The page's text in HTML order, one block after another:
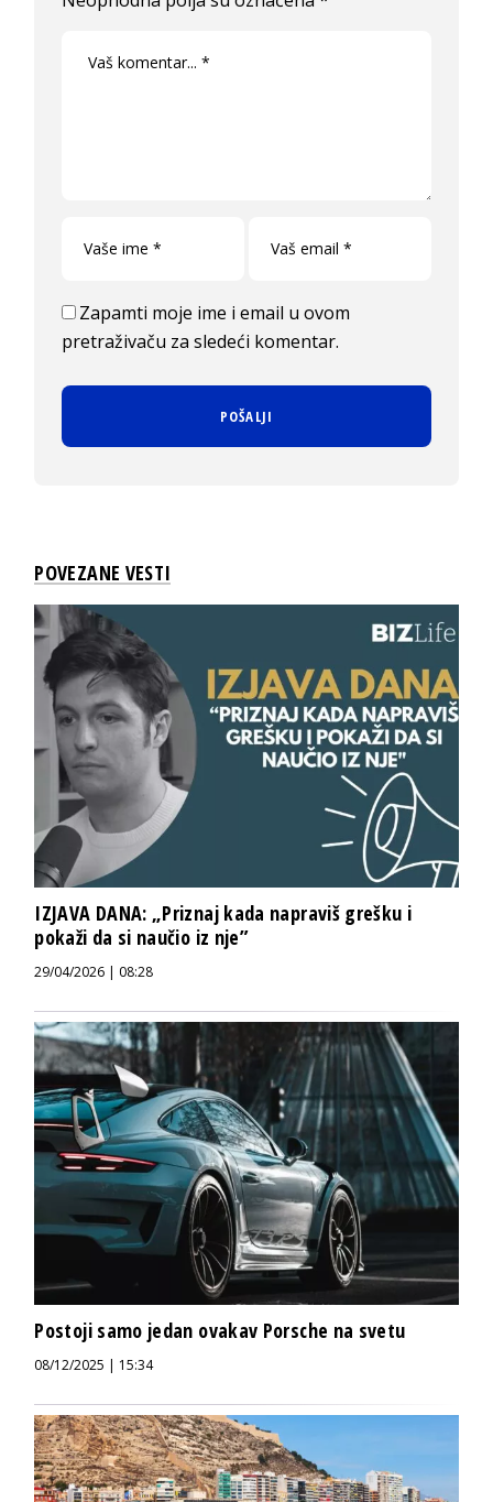
Zapamti moje ime i email u ovom
pretraživaču za sledeći komentar.
POVEZANE VESTI
IZJAVA DANA: „Priznaj kada napraviš grešku i
pokaži da si naučio iz nje”
29/04/2026 | 08:28
Postoji samo jedan ovakav Porsche na svetu
08/12/2025 | 15:34